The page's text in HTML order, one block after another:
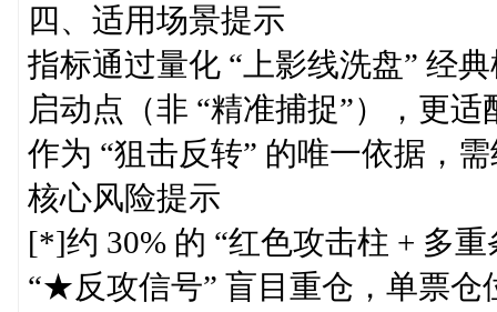
四、适用场景提示
指标通过量化 “上影线洗盘” 经
启动点（非 “精准捕捉”），更
作为 “狙击反转” 的唯一依据，
核心风险提示
[*]约 30% 的 “红色攻击柱 + 多
“★反攻信号” 盲目重仓，单票仓